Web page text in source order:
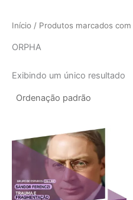
Início / Produtos marcados com
ORPHA
Exibindo um único resultado